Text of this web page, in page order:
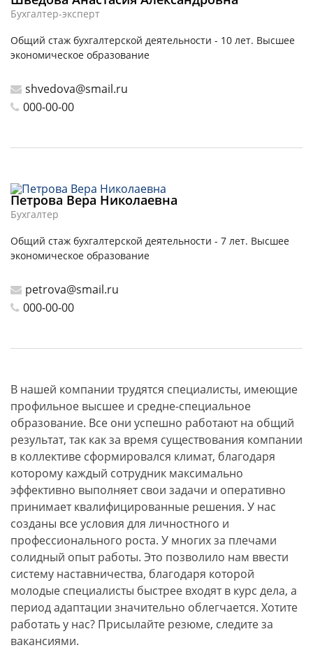
Бухгалтер-эксперт
Общий стаж бухгалтерской деятельности - 10 лет. Высшее
экономическое образование
shvedova@smail.ru
000-00-00
Петрова Вера Николаевна
Бухгалтер
Общий стаж бухгалтерской деятельности - 7 лет. Высшее
экономическое образование
petrova@smail.ru
000-00-00
В нашей компании трудятся специалисты, имеющие
профильное высшее и средне-специальное
образование. Все они успешно работают на общий
результат, так как за время существования компании
в коллективе сформировался климат, благодаря
которому каждый сотрудник максимально
эффективно выполняет свои задачи и оперативно
принимает квалифицированные решения. У нас
созданы все условия для личностного и
профессионального роста. У многих за плечами
солидный опыт работы. Это позволило нам ввести
систему наставничества, благодаря которой
молодые специалисты быстрее входят в курс дела, а
период адаптации значительно облегчается. Хотите
работать у нас? Присылайте резюме, следите за
вакансиями.